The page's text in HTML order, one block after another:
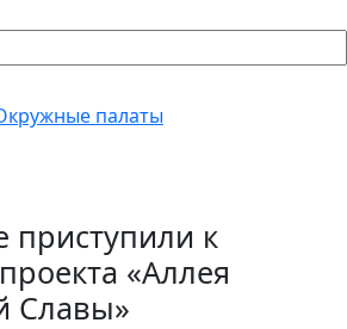
палаты
приступили к
«Аллея
Славы»